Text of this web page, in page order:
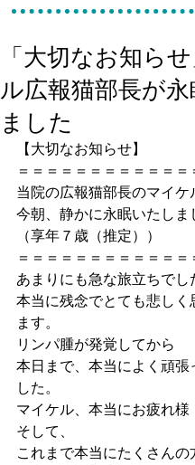
「大切なお知ら
ル広報猫部長が
ました
【大切なお知らせ】
＝＝＝＝＝＝＝＝＝＝＝＝
当院の広報猫部長のマイケ
今朝、静かに永眠いたしま
（享年７歳（推定））
＝＝＝＝＝＝＝＝＝＝＝＝
あまりにも急な旅立ちでし
本当に残念でとても悲しく
ます。
リンパ腫が発覚してから
本日まで、本当によく頑張
した。
マイケル、本当にお疲れ様
そして、
これまで本当にたくさんの